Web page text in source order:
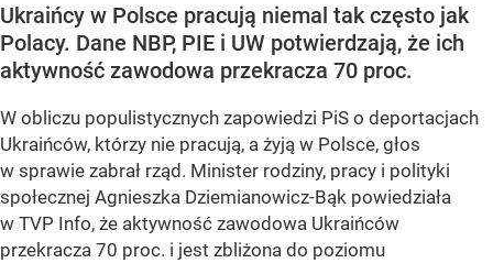
Ukraińcy w Polsce pracują niemal tak często jak
Polacy. Dane NBP, PIE i UW potwierdzają, że ich
aktywność zawodowa przekracza 70 proc.
W obliczu populistycznych zapowiedzi PiS o deportacjach
Ukraińców, którzy nie pracują, a żyją w Polsce, głos
w sprawie zabrał rząd. Minister rodziny, pracy i polityki
społecznej Agnieszka Dziemianowicz-Bąk powiedziała
w TVP Info, że aktywność zawodowa Ukraińców
przekracza 70 proc. i jest zbliżona do poziomu